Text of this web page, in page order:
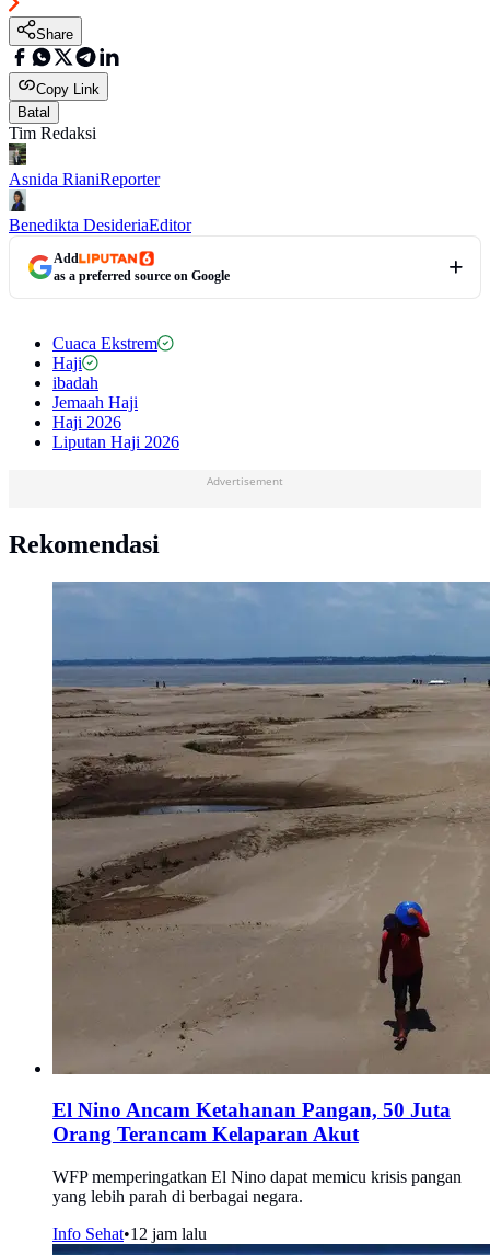
Share
Copy Link
Batal
Tim Redaksi
Asnida RianiReporter
Benedikta DesideriaEditor
Add
as a preferred source on Google
Cuaca Ekstrem
Haji
ibadah
Jemaah Haji
Haji 2026
Liputan Haji 2026
Advertisement
Rekomendasi
El Nino Ancam Ketahanan Pangan, 50 Juta
Orang Terancam Kelaparan Akut
WFP memperingatkan El Nino dapat memicu krisis pangan
yang lebih parah di berbagai negara.
Info Sehat•12 jam lalu